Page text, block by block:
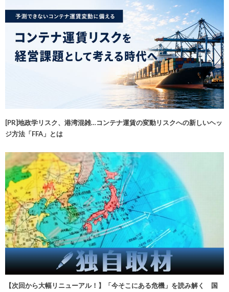
[PR]地政学リスク、港湾混雑…コンテナ運賃の変動リスクへの新しいヘッ
ジ方法「FFA」とは
【次回から大幅リニューアル！】「今そこにある危機」を読み解く 国